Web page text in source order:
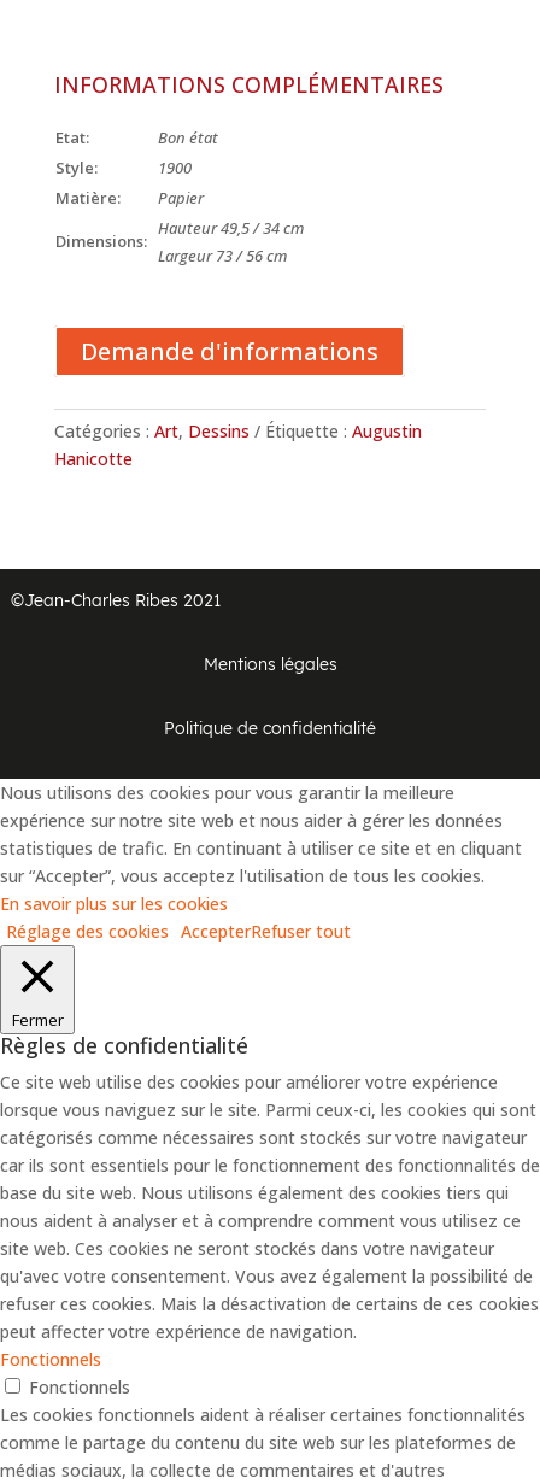
INFORMATIONS COMPLÉMENTAIRES
Etat:
Bon état
Style:
1900
Matière:
Papier
Dimensions:
Hauteur 49,5 / 34 cm
Largeur 73 / 56 cm
Demande d'informations
Catégories : Art, Dessins Étiquette : Augustin
Hanicotte
©Jean-Charles Ribes 2021
Mentions légales
Politique de confidentialité
Nous utilisons des cookies pour vous garantir la meilleure
expérience sur notre site web et nous aider à gérer les données
statistiques de trafic. En continuant à utiliser ce site et en cliquant
sur “Accepter”, vous acceptez l'utilisation de tous les cookies.
En savoir plus sur les cookies
Réglage des cookies AccepterRefuser tout
Fermer
Règles de confidentialité
Ce site web utilise des cookies pour améliorer votre expérience
lorsque vous naviguez sur le site. Parmi ceux-ci, les cookies qui sont
catégorisés comme nécessaires sont stockés sur votre navigateur
car ils sont essentiels pour le fonctionnement des fonctionnalités de
base du site web. Nous utilisons également des cookies tiers qui
nous aident à analyser et à comprendre comment vous utilisez ce
site web. Ces cookies ne seront stockés dans votre navigateur
qu'avec votre consentement. Vous avez également la possibilité de
refuser ces cookies. Mais la désactivation de certains de ces cookies
peut affecter votre expérience de navigation.
Fonctionnels
Fonctionnels
Les cookies fonctionnels aident à réaliser certaines fonctionnalités
comme le partage du contenu du site web sur les plateformes de
médias sociaux, la collecte de commentaires et d'autres